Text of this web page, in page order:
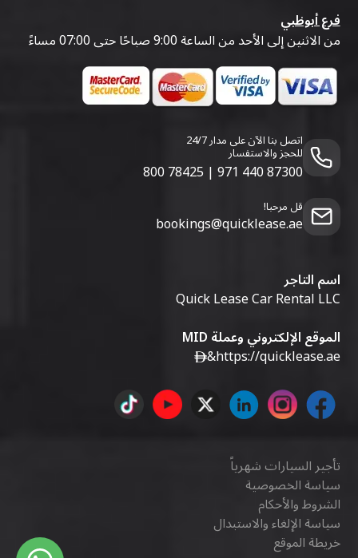
فرع أبوظبي
من الاثنين إلى الأحد من الساعة 9:00 صباحًا حتى 07:00 مساءً
اتصل بنا الآن على مدار 24/7
للحجز والاستفسار
800 78425 | 971 440 87300
قل مرحبا!
bookings@quicklease.ae
اسم التاجر
Quick Lease Car Rental LLC
الموقع الإلكتروني وعملة MID
https://quicklease.ae
&
تأجير السيارات شهرياً
سياسة الخصوصية
الشروط والأحكام
سياسة الإلغاء والاستبدال
خريطة الموقع